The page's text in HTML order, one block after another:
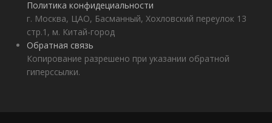
Политика конфидециальности
г. Москва, ЦАО, Басманный, Хохловский переулок 13
стр.1, м. Китай-город
Обратная связь
Копирование разрешено при указании обратной
гиперссылки.